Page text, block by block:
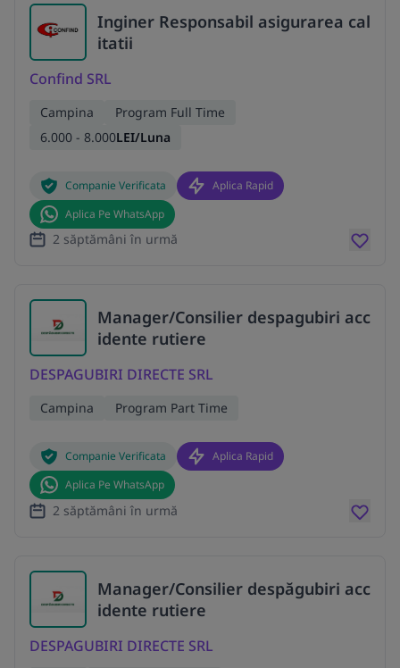
Inginer Responsabil asigurarea cal
itatii
Confind SRL
Campina
Program Full Time
6.000 - 8.000LEI/Luna
Companie Verificata
Aplica Rapid
Aplica Pe WhatsApp
2 săptămâni în urmă
Manager/Consilier despagubiri acc
idente rutiere
DESPAGUBIRI DIRECTE SRL
Campina Program Part Time
Companie Verificata
Aplica Rapid
Aplica Pe WhatsApp
2 săptămâni în urmă
Manager/Consilier despăgubiri acc
idente rutiere
DESPAGUBIRI DIRECTE SRL